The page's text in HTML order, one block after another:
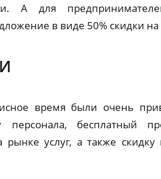
А для
в виде 50% скидки
время были очень
бесплатный
услуг, а также